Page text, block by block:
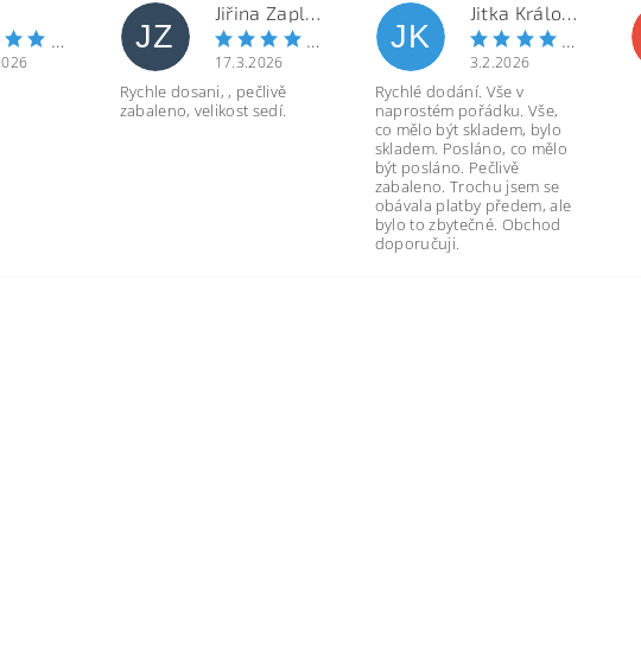
JZ
Jiřina Zapletalová
17.3.2026
Rychle dosani, , pečlivě
zabaleno, velikost sedí.
JK
Jitka Královcová
3.2.2026
Rychlé dodání. Vše v
naprostém pořádku. Vše,
co mělo být skladem, bylo
skladem. Posláno, co mělo
být posláno. Pečlivě
zabaleno. Trochu jsem se
obávala platby předem, ale
bylo to zbytečné. Obchod
doporučuji.